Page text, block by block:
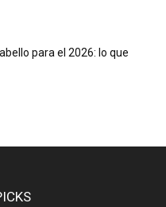
para el 2026: lo que